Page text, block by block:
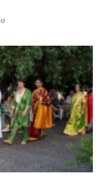
SOLIDARIETÀ